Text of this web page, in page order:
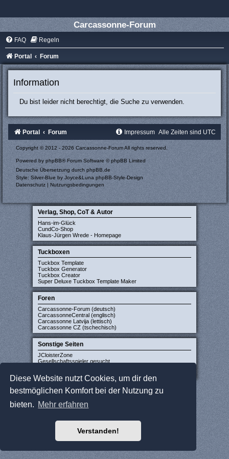
Diese Website nutzt Cookies, um dir den
bestmöglichen Komfort bei der Nutzung zu
bieten. Mehr erfahren
Verstanden!
Carcassonne-Forum
FAQ Regeln
Portal Forum
Information
Du bist leider nicht berechtigt, die Suche zu verwenden.
Portal Forum Alle Zeiten sind UTC
Impressum
Copyright © 2012 - 2026 Carcassonne-Forum All rights reserved.
Powered by phpBB® Forum Software © phpBB Limited
Deutsche Übersetzung durch phpBB.de
Style: Silver-Blue by Joyce&LunaphpBB-Style-Design
Datenschutz | Nutzungsbedingungen
Verlag, Shop, CoT & Autor
Hans-im-Glück
CundCo-Shop
Klaus-Jürgen Wrede - Homepage
Tuckboxen
Tuckbox Template
Tuckbox Generator
Tuckbox Creator
Super Deluxe Tuckbox Template Maker
Foren
Carcassonne-Forum (deutsch)
CarcassonneCentral (englisch)
Carcassonne Latvija (lettisch)
Carcassonne CZ (tschechisch)
Sonstige Seiten
JCloisterZone
Gesellschaftsspieler gesucht